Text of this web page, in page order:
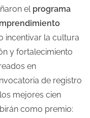
el programa
incentivar la cultura
y fortalecimiento
en
de registro
mejores cien
como premio: